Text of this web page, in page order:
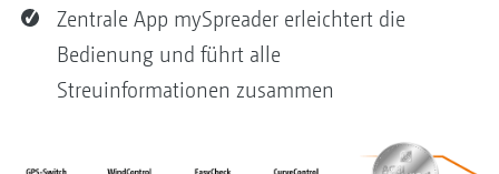
Zentrale App mySpreader erleichtert die
Bedienung und führt alle
Streuinformationen zusammen